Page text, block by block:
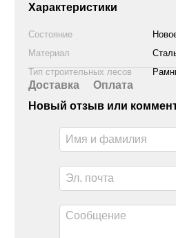
Характеристики
Состояние
Материал
Тип строительных лесов
Доставка
Оплата
Новый отзыв или